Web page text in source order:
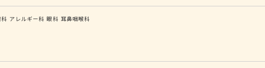
アレルギー科 眼科 耳鼻咽喉科